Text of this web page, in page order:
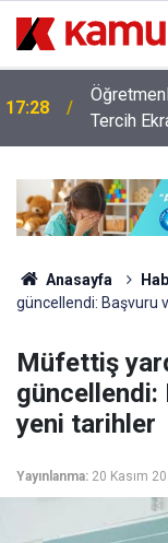
17:28
Tercih
Anasayfa
güncellendi: Başvuru
Müfettiş
güncellendi:
yeni tarihler
Yayınlanma: 20 Kasım